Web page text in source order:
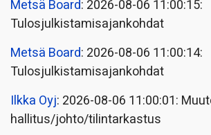
Metsä Board: 2026-08-06 11:00:15:
Tulosjulkistamisajankohdat
Metsä Board: 2026-08-06 11:00:14:
Tulosjulkistamisajankohdat
Ilkka Oyj: 2026-08-06 11:00:01:
hallitus/johto/tilintarkastus